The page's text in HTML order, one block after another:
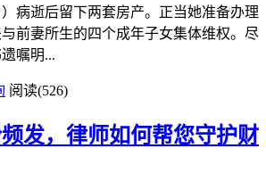
病逝后留下两套房产。正当她准备办理
前妻所生的四个成年子女集体维权。尽
嘱明...
阅读(526)
发，律师如何帮您守护财